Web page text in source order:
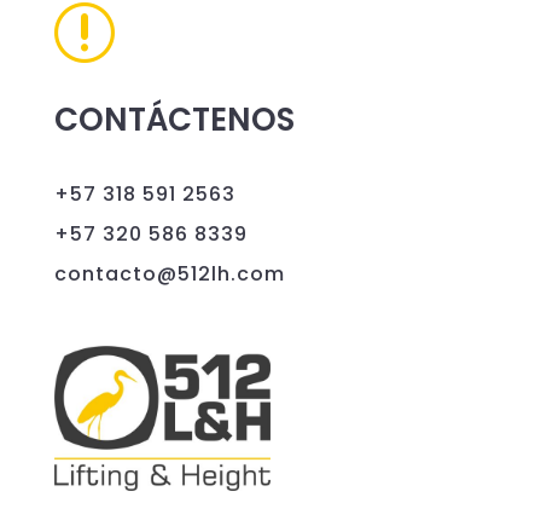
r
CONTÁCTENOS
+57 318 591 2563
+57 320 586 8339
contacto@512lh.com